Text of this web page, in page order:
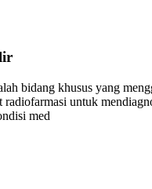
bidang khusus yang
untuk
med